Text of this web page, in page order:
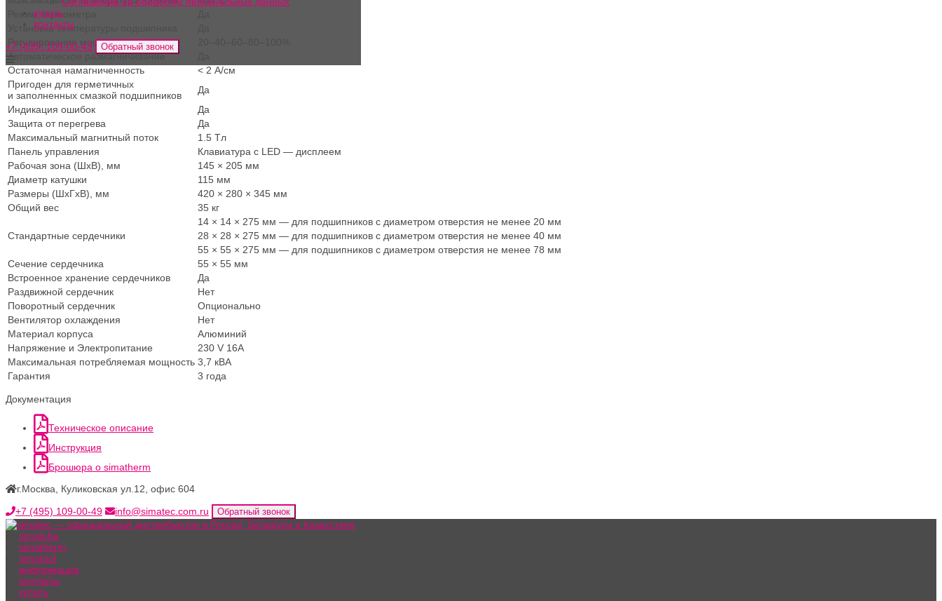
купить
контакты
+7 (495) 109-00-49
Обратный звонок
Режим тер­мо­мет­ра
Уста­нов­ка тем­пе­ра­ту­ры подшипника
Регу­ли­ро­ва­ние мощности
Авто­ма­ти­че­ское размагничивание
Оста­точ­ная намагниченность
< 2 A/см
При­го­ден для герметичных
и запол­нен­ных смаз­кой подшипников
Да
Инди­ка­ция ошибок
Да
Защи­та от перегрева
Да
Мак­си­маль­ный маг­нит­ный поток
1.5 Tл
Панель управ­ле­ния
Кла­ви­а­ту­ра с LED — дисплеем
Рабо­чая зона (ШхВ), мм
145 × 205 мм
Диа­метр катушки
115 мм
Раз­ме­ры (ШхГ­хВ), мм
420 × 280 × 345 мм
Общий вес
35 кг
Стан­дарт­ные сердечники
14 × 14 × 275 мм — для под­шип­ни­ков с диа­мет­ром отвер­стия не менее 20 мм
28 × 28 × 275 мм — для под­шип­ни­ков с диа­мет­ром отвер­стия не менее 40 мм
55 × 55 × 275 мм — для под­шип­ни­ков с диа­мет­ром отвер­стия не менее 78 мм
Сече­ние сердечника
55 × 55 мм
Встро­ен­ное хра­не­ние сердечников
Да
Раз­движ­ной сердечник
Нет
Пово­рот­ный сердечник
Опци­о­наль­но
Вен­ти­ля­тор охлаждения
Нет
Мате­ри­ал корпуса
Алю­ми­ний
Напря­же­ние и Электропитание
230 V 16A
Мак­си­маль­ная потреб­ля­е­мая мощность 3,7 кВА
Гаран­тия
3 года
Доку­мен­та­ция
Тех­ни­че­ское описание
Инструк­ция
Бро­шю­ра о simatherm
г.Москва, Куликовская ул.12, офис 604
+7 (495) 109-00-49
info@simatec.com.ru Обратный звонок
simalube
simatherm
simatool
информация
контакты
купить